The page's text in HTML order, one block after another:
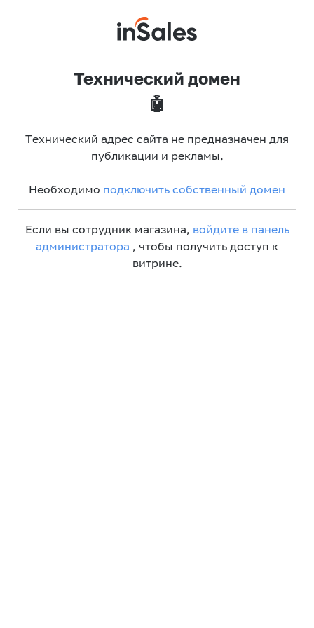
Технический домен
🤖
Технический адрес сайта не предназначен для
публикации и рекламы.
Необходимо подключить собственный домен
Если вы сотрудник магазина, войдите в панель
администратора , чтобы получить доступ к
витрине.